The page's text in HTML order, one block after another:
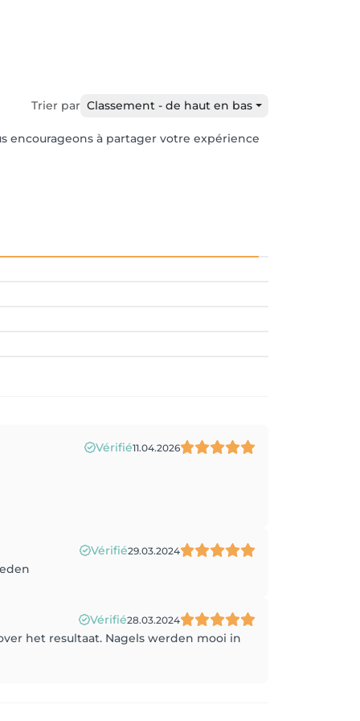
Trier par Classement - de haut en bas
encourageons à partager votre expérience
Vérifié11.04.2026
Vérifié29.03.2024
Vérifié28.03.2024
het resultaat. Nagels werden mooi in